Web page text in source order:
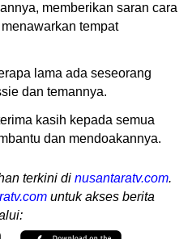
memberikan saran cara
tempat
lama ada seseorang
dan temannya.
kasih kepada semua
dan mendoakannya.
terkini di nusantaratv.com.
untuk akses berita